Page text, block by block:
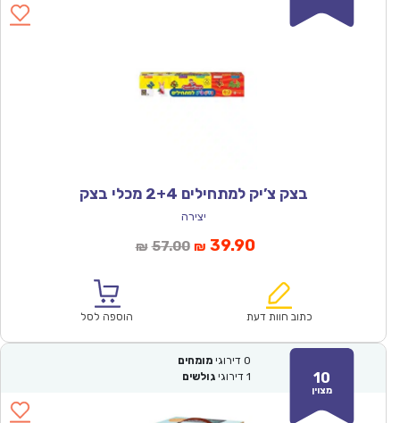
בצק צ’יק למתחילים 2+4 מכלי בצק
יצירה
₪ 57.00המחיר
₪57.00.
₪ 39.90המחיר
הוא:
כתוב חוות דעת הוספה לסל
10
מצוין
0 דירוגי מומחים
1 דירוגי גולשים